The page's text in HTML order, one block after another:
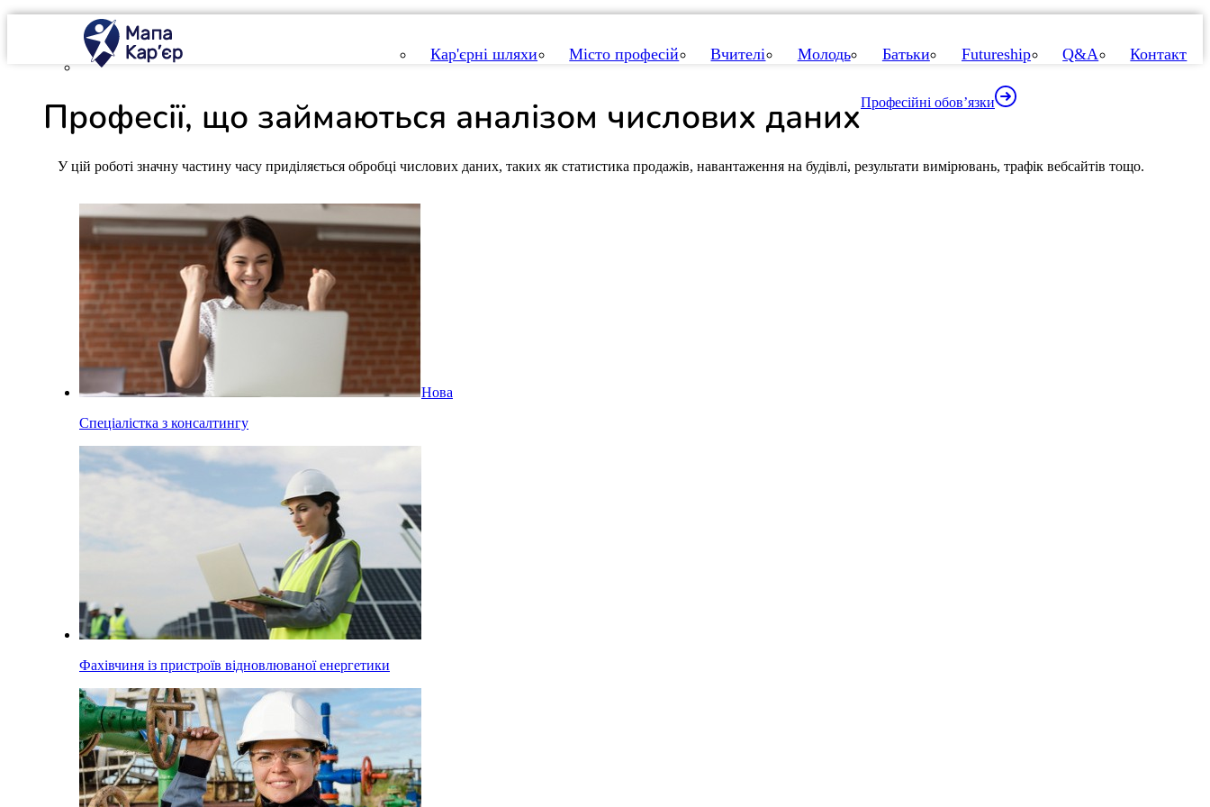
Кар'єрні шляхи Місто професій Вчителі Молодь Батьки Futureship Q&A Контакт
Mapa Karier v 4.0.0
Професії, що займаються аналізом числових данихПрофесійні обов’язки
У цій роботі значну частину часу приділяється обробці числових даних, таких як статистика продажів, навантаження на будівлі, результати вимірювань, трафік вебсайтів тощо.
Нова
Спеціалістка з консалтингу
Фахівчиня із пристроїв відновлюваної енергетики